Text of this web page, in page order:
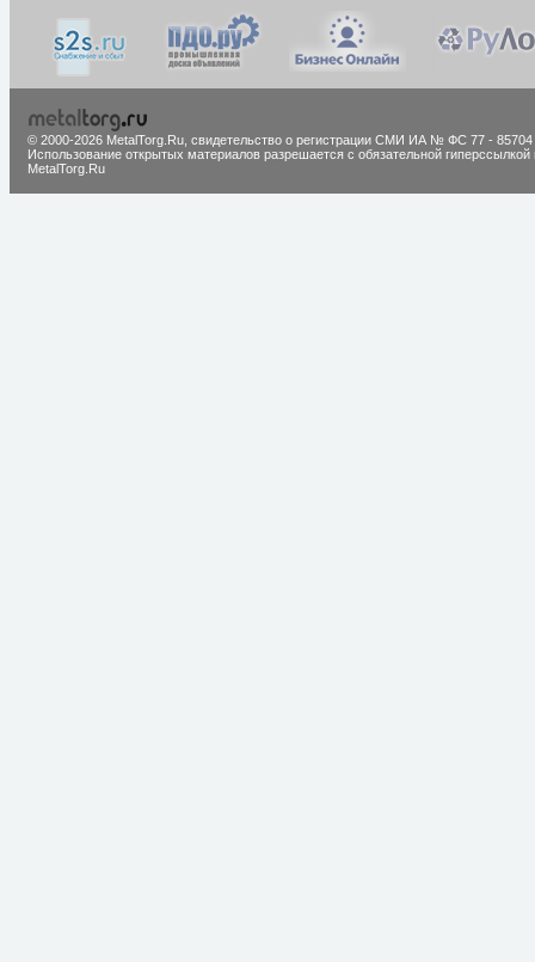
© 2000-2026 MetalTorg.Ru, cвидетельство о регистрации СМИ ИА № ФС 77 - 85704
Использование открытых материалов разрешается с обязательной гиперссылкой
MetalTorg.Ru